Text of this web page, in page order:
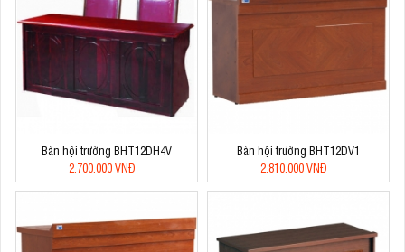
Bàn hội trường BHT12DH4V
2.700.000 VNĐ
Bàn hội trường BHT12DV1
2.810.000 VNĐ